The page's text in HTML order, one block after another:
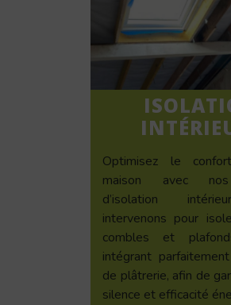
Optimisez le
maison avec
d’isolation
intervenons pour
combles et
intégrant
de plâtrerie, afin de
silence et efficacité